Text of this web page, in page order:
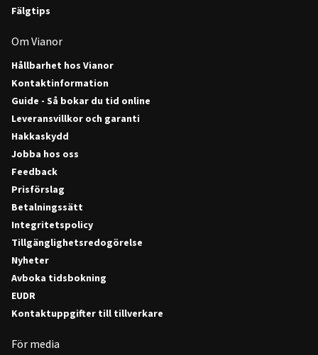
Fälgtips
Om Vianor
Hållbarhet hos Vianor
Kontaktinformation
Guide - Så bokar du tid online
Leveransvillkor och garanti
Hakkaskydd
Jobba hos oss
Feedback
Prisförslag
Betalningssätt
Integritetspolicy
Tillgänglighetsredogörelse
Nyheter
Avboka tidsbokning
EUDR
Kontaktuppgifter till tillverkare
För media